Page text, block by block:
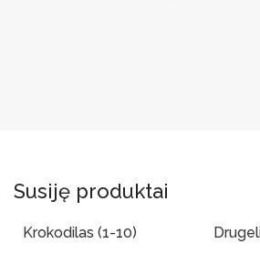
Susiję produktai
Krokodilas (1-10)